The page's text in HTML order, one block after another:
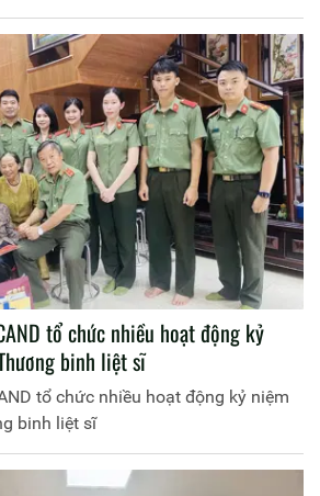
tổ chức nhiều hoạt động kỷ
binh liệt sĩ
tổ chức nhiều hoạt động kỷ niệm
binh liệt sĩ